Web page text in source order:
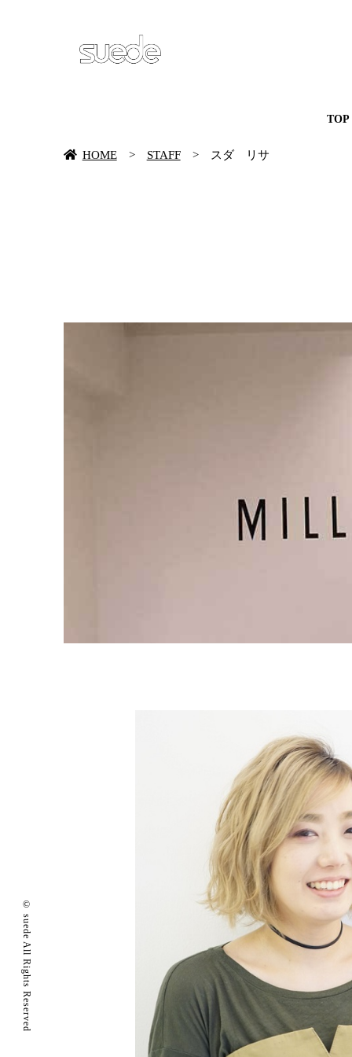
TOP
HOME> STAFF> スダ リサ
© suede All Rights Reserved